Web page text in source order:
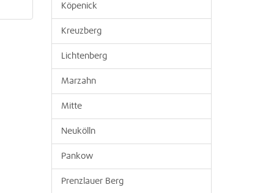
Köpenick
Kreuzberg
Lichtenberg
Marzahn
Mitte
Neukölln
Pankow
Prenzlauer Berg